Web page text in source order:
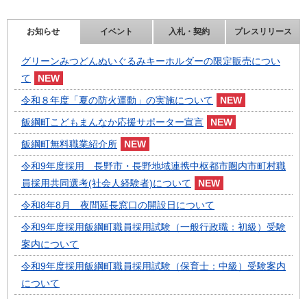
お知らせ イベント 入札・契約 プレスリリース
グリーンみつどんぬいぐるみキーホルダーの限定販売につい
て
令和８年度「夏の防火運動」の実施について
飯綱町こどもまんなか応援サポーター宣言
飯綱町無料職業紹介所
令和9年度採用 長野市・長野地域連携中枢都市圏内市町村職
員採用共同選考(社会人経験者)について
令和8年8月 夜間延長窓口の開設日について
令和9年度採用飯綱町職員採用試験（一般行政職：初級）受験
案内について
令和9年度採用飯綱町職員採用試験（保育士：中級）受験案内
について